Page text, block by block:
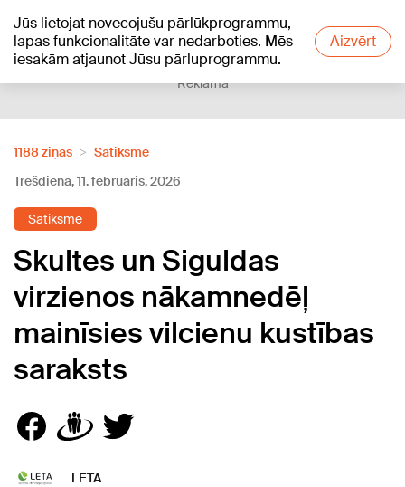
Jūs lietojat novecojušu pārlūkprogrammu,
lapas funkcionalitāte var nedarboties. Mēs
iesakām atjaunot Jūsu pārluprogrammu.
Aizvērt
+17°C
Reklāma
1188 ziņas
Satiksme
Trešdiena, 11. februāris, 2026
Satiksme
Skultes un Siguldas
virzienos nākamnedēļ
mainīsies vilcienu kustības
saraksts
LETA